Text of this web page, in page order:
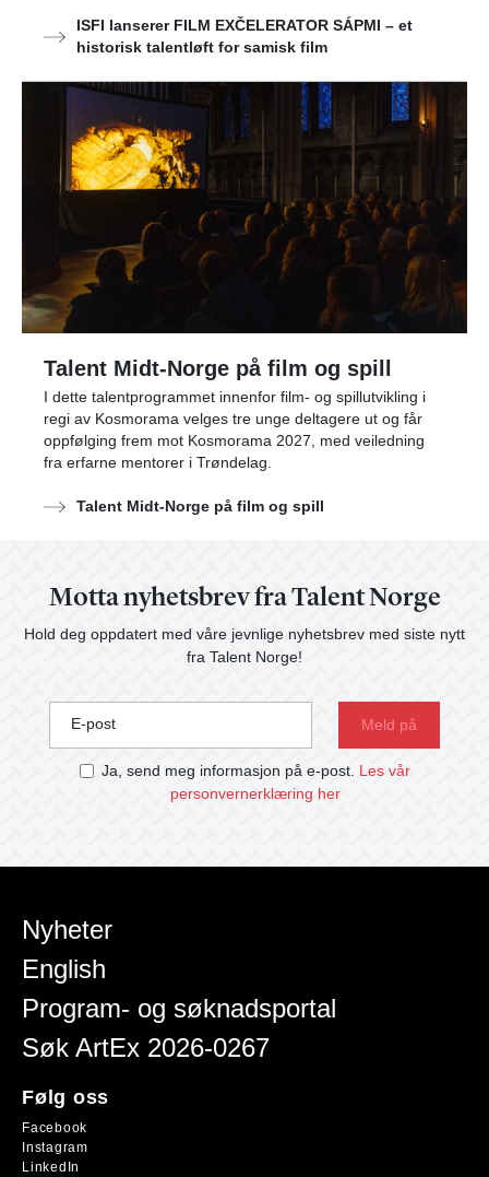
ISFI lanserer FILM EXČELERATOR SÁPMI – et
historisk talentløft for samisk film
Talent Midt-Norge på film og spill
I dette talentprogrammet innenfor film- og spillutvikling i
regi av Kosmorama velges tre unge deltagere ut og får
oppfølging frem mot Kosmorama 2027, med veiledning
fra erfarne mentorer i Trøndelag.
Talent Midt-Norge på film og spill
Motta nyhetsbrev fra Talent Norge
Hold deg oppdatert med våre jevnlige nyhetsbrev med siste nytt
fra Talent Norge!
E-post
Ja, send meg informasjon på e-post. Les vår
personvernerklæring her
Nyheter
English
Program- og søknadsportal
Søk ArtEx 2026-0267
Følg oss
Facebook
Instagram
LinkedIn